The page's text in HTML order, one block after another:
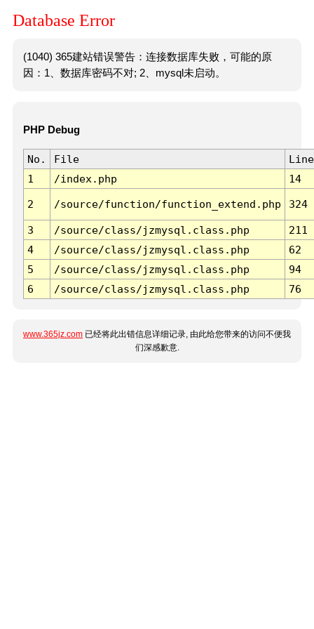
Database Error
(1040) 365建站错误警告：连接数据库失败，可能的原
因：1、数据库密码不对; 2、mysql未启动。
PHP Debug
No. File
Line
1
/index.php 14
2 /source/function/function_extend.php 324
3 /source/class/jzmysql.class.php
211
4
/source/class/jzmysql.class.php
62
5
/source/class/jzmysql.class.php
94
6
/source/class/jzmysql.class.php 76
www.365jz.com 已经将此出错信息详细记录, 由此给您带来的访问不便我
们深感歉意.